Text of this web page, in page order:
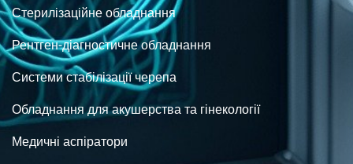
Стерилізаційне обладнання
Рентген-діагностичне обладнання
Системи стабілізації черепа
Обладнання для акушерства та гінекології
Медичні аспіратори